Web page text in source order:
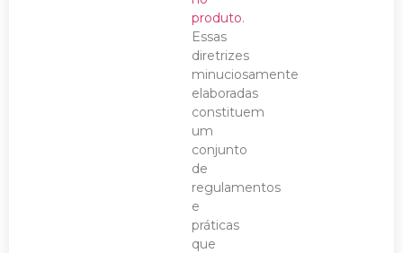
produto.
Essas
diretrizes
minuciosamente
elaboradas
constituem
um
conjunto
de
regulamentos
e
práticas
que